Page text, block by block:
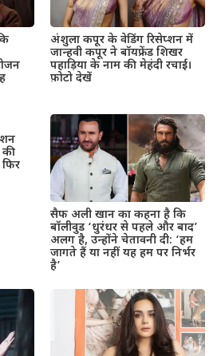
अंशुला कपूर के वेडिंग रिसेप्शन में
जान्हवी कपूर ने बॉयफ्रेंड शिखर
पहाड़िया के नाम की मेहंदी रचाई।
फ़ोटो देखें
की
सैफ अली खान का कहना है कि
बॉलीवुड ‘धुरंधर से पहले और बाद’
अलग है, उन्होंने चेतावनी दी: ‘हम
जागते हैं या नहीं यह हम पर निर्भर
है’